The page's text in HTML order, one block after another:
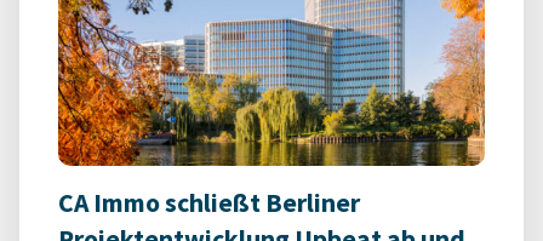
CA Immo schließt Berliner